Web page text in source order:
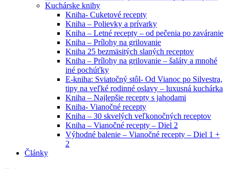
Kuchárske knihy
Kniha- Cuketové recepty
Kniha – Polievky a prívarky
Kniha – Letné recepty – od pečenia po zaváranie
Kniha – Prílohy na grilovanie
Kniha 25 bezmäsitých slaných receptov
Kniha – Prílohy na grilovanie – šaláty a mnohé
iné pochúťky
E-kniha: Sviatočný stôl- Od Vianoc po Silvestra,
tipy na veľké rodinné oslavy – luxusná kuchárka
Kniha – Najlepšie recepty s jahodami
Kniha- Vianočné recepty
Kniha – 30 skvelých veľkonočných receptov
Kniha – Vianočné recepty – Diel 2
Výhodné balenie – Vianočné recepty – Diel 1 +
2
Články